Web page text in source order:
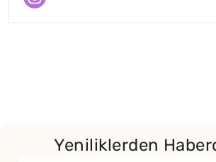
Yeniliklerden